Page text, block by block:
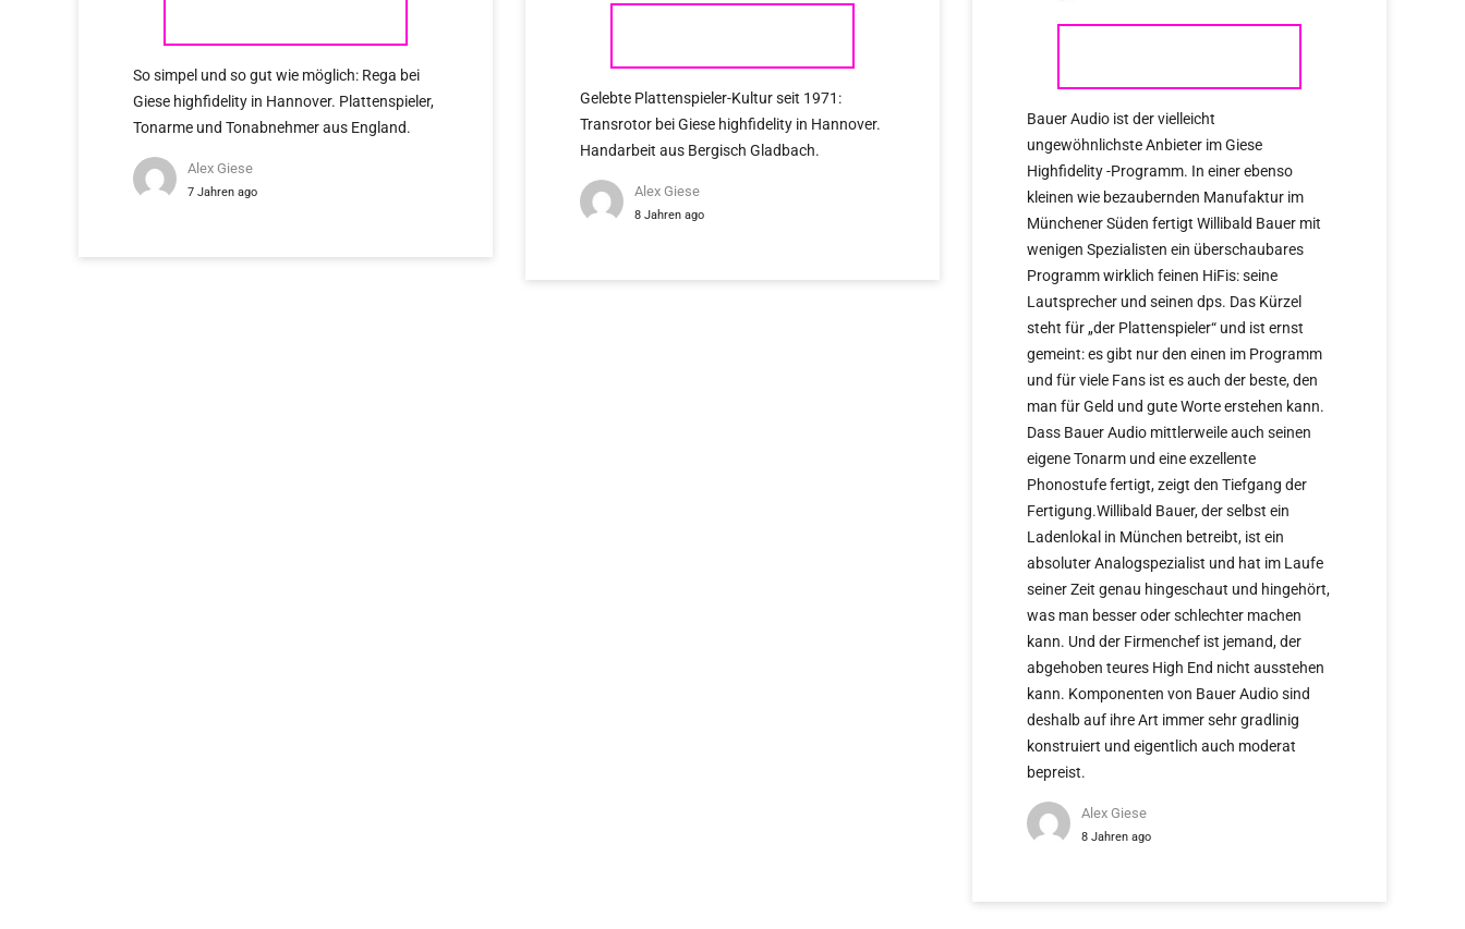
So simpel und so gut wie möglich: Rega bei
Giese highfidelity in Hannover. Plattenspieler,
Tonarme und Tonabnehmer aus England.
Alex Giese
7 Jahren ago
Gelebte Plattenspieler-Kultur seit 1971:
Transrotor bei Giese highfidelity in Hannover.
Handarbeit aus Bergisch Gladbach.
Alex Giese
8 Jahren ago
Bauer Audio ist der vielleicht
ungewöhnlichste Anbieter im Giese
Highfidelity -Programm. In einer ebenso
kleinen wie bezaubernden Manufaktur im
Münchener Süden fertigt Willibald Bauer mit
wenigen Spezialisten ein überschaubares
Programm wirklich feinen HiFis: seine
Lautsprecher und seinen dps. Das Kürzel
steht für „der Plattenspieler“ und ist ernst
gemeint: es gibt nur den einen im Programm
und für viele Fans ist es auch der beste, den
man für Geld und gute Worte erstehen kann.
Dass Bauer Audio mittlerweile auch seinen
eigene Tonarm und eine exzellente
Phonostufe fertigt, zeigt den Tiefgang der
Fertigung.Willibald Bauer, der selbst ein
Ladenlokal in München betreibt, ist ein
absoluter Analogspezialist und hat im Laufe
seiner Zeit genau hingeschaut und hingehört,
was man besser oder schlechter machen
kann. Und der Firmenchef ist jemand, der
abgehoben teures High End nicht ausstehen
kann. Komponenten von Bauer Audio sind
deshalb auf ihre Art immer sehr gradlinig
konstruiert und eigentlich auch moderat
bepreist.
Alex Giese
8 Jahren ago